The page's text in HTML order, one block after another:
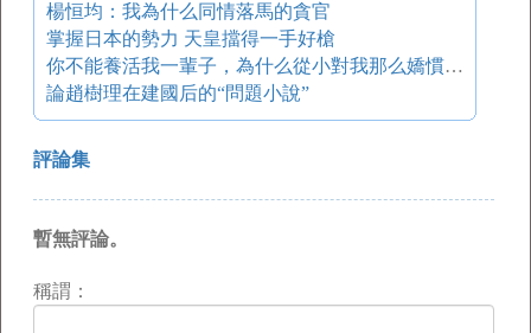
楊恒均：我為什么同情落馬的貪官
掌握日本的勢力 天皇擋得一手好槍
你不能養活我一輩子，為什么從小對我那么嬌慣？——值得反思
論趙樹理在建國后的“問題小說”
評論集
暫無評論。
稱謂：